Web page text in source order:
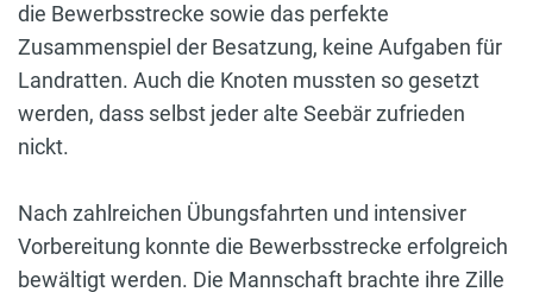
die Bewerbsstrecke sowie das perfekte
Zusammenspiel der Besatzung, keine Aufgaben für
Landratten. Auch die Knoten mussten so gesetzt
werden, dass selbst jeder alte Seebär zufrieden
nickt.
Nach zahlreichen Übungsfahrten und intensiver
Vorbereitung konnte die Bewerbsstrecke erfolgreich
bewältigt werden. Die Mannschaft brachte ihre Zille